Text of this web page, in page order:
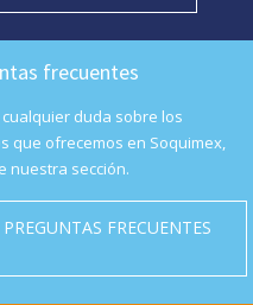
frecuentes
cualquier duda sobre los
que ofrecemos en Soquimex,
nuestra sección.
PREGUNTAS FRECUENTES